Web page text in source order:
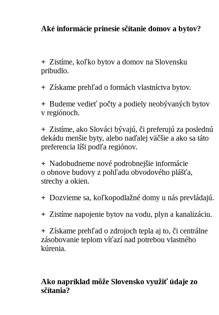
Aké informácie prinesie sčítanie domov a bytov?
+ Zistíme, koľko bytov a domov na Slovensku
pribudlo.
+ Získame prehľad o formách vlastníctva bytov.
+ Budeme vedieť počty a podiely neobývaných bytov
v regiónoch.
+ Zistíme, ako Slováci bývajú, či preferujú za poslednú
dekádu menšie byty, alebo naďalej väčšie a ako sa táto
preferencia líši podľa regiónov.
+ Nadobudneme nové podrobnejšie informácie
o obnove budovy z pohľadu obvodového plášťa,
strechy a okien.
+ Dozvieme sa, koľkopodlažné domy u nás prevládajú.
+ Zistíme napojenie bytov na vodu, plyn a kanalizáciu.
+ Získame prehľad o zdrojoch tepla aj to, či centrálne
zásobovanie teplom víťazí nad potrebou vlastného
kúrenia.
Ako napríklad môže Slovensko využiť údaje zo
sčítania?